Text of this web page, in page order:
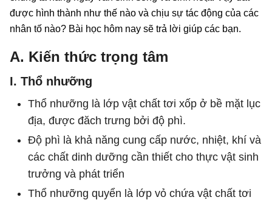
được hình thành như thế nào và chịu sự tác động của các
nhân tố nào? Bài học hôm nay sẽ trả lời giúp các bạn.
A. Kiến thức trọng tâm
I. Thổ nhưỡng
Thổ nhưỡng là lớp vật chất tơi xốp ở bề mặt lục
địa, được đăch trưng bởi độ phì.
Độ phì là khả năng cung cấp nước, nhiệt, khí và
các chất dinh dưỡng cần thiết cho thực vật sinh
trưởng và phát triển
Thổ nhưỡng quyển là lớp vỏ chứa vật chất tơi